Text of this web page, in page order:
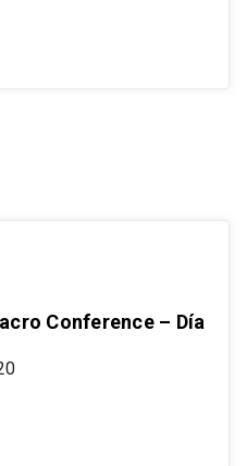
Conference – Día